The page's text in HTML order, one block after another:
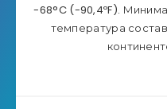
-68°C (-90,4ºF).
температура